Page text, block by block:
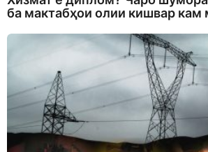
ба мактабҳои олии кишвар